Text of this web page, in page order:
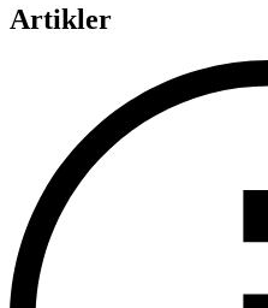
Artikler